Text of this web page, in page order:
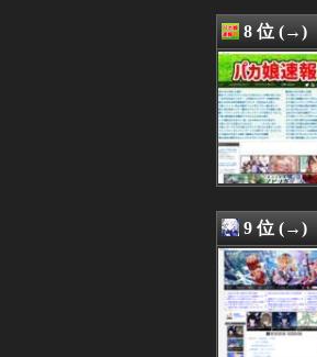
08/06 00:00
08/06 00:00
08/06 00:00
08/06 00:00
08/06 00:00
08/06 00:00
08/05 23:45
08/05 23:25
08/05 23:20
08/05 23:00
08/05 23:00
08/05 23:00
08/05 23:00
08/05 23:00
08/05 22:08
08/05 22:00
8 位 (→)
9 位 (→)